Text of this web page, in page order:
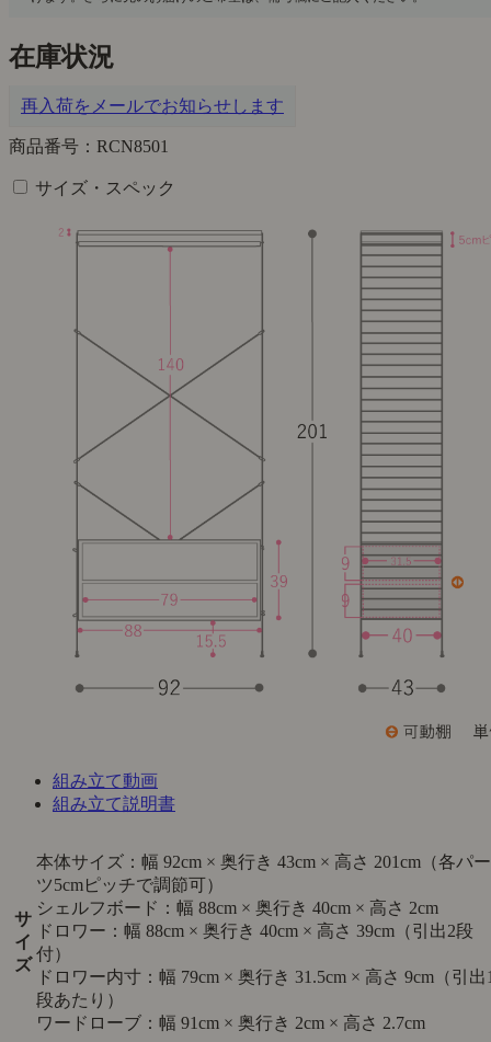
在庫状況
再入荷をメールでお知らせします
商品番号：RCN8501
サイズ・スペック
組み立て動画
組み立て説明書
サ
イ
ズ
本体サイズ：幅 92cm × 奥行き 43cm × 高さ 201cm（各パー
ツ5cmピッチで調節可）
シェルフボード：幅 88cm × 奥行き 40cm × 高さ 2cm
ドロワー：幅 88cm × 奥行き 40cm × 高さ 39cm（引出2段
付）
ドロワー内寸：幅 79cm × 奥行き 31.5cm × 高さ 9cm（引出
段あたり）
ワードローブ：幅 91cm × 奥行き 2cm × 高さ 2.7cm